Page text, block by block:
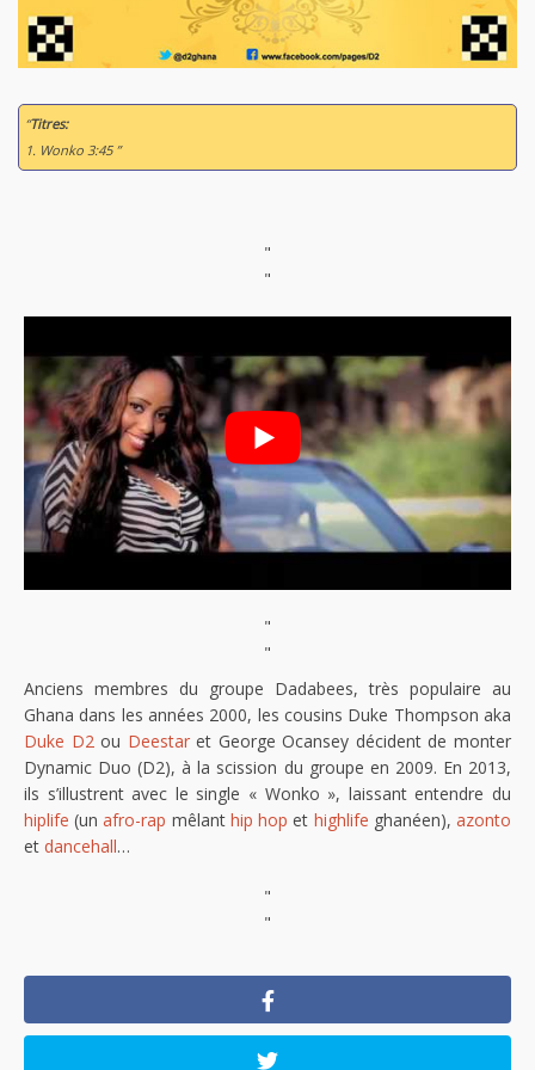
“Titres:
1. Wonko 3:45 ”
"
"
"
"
Anciens membres du groupe Dadabees, très populaire au
Ghana dans les années 2000, les cousins Duke Thompson aka
Duke D2ou Deestaret George Ocansey décident de monter
Dynamic Duo (D2), à la scission du groupe en 2009. En 2013,
ils s’illustrent avec le single « Wonko », laissant entendre du
hiplife (unafro-rap mêlant hip hop et highlife ghanéen),azonto
et dancehall…
"
"